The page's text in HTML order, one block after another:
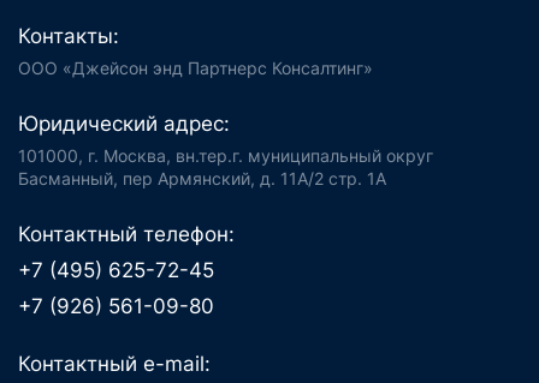
Контакты:
ООО «Джейсон энд Партнерс Консалтинг»
Юридический адрес:
101000, г. Москва, вн.тер.г. муниципальный округ
Басманный, пер Армянский, д. 11А/2 стр. 1А
Контактный телефон:
+7 (495) 625-72-45
+7 (926) 561-09-80
Контактный e-mail: